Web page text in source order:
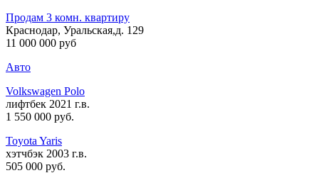
Продам 3 комн. квартиру
Краснодар, Уральская,д. 129
11 000 000 руб
Авто
Volkswagen Polo
лифтбек 2021 г.в.
1 550 000 руб.
Toyota Yaris
хэтчбэк 2003 г.в.
505 000 руб.